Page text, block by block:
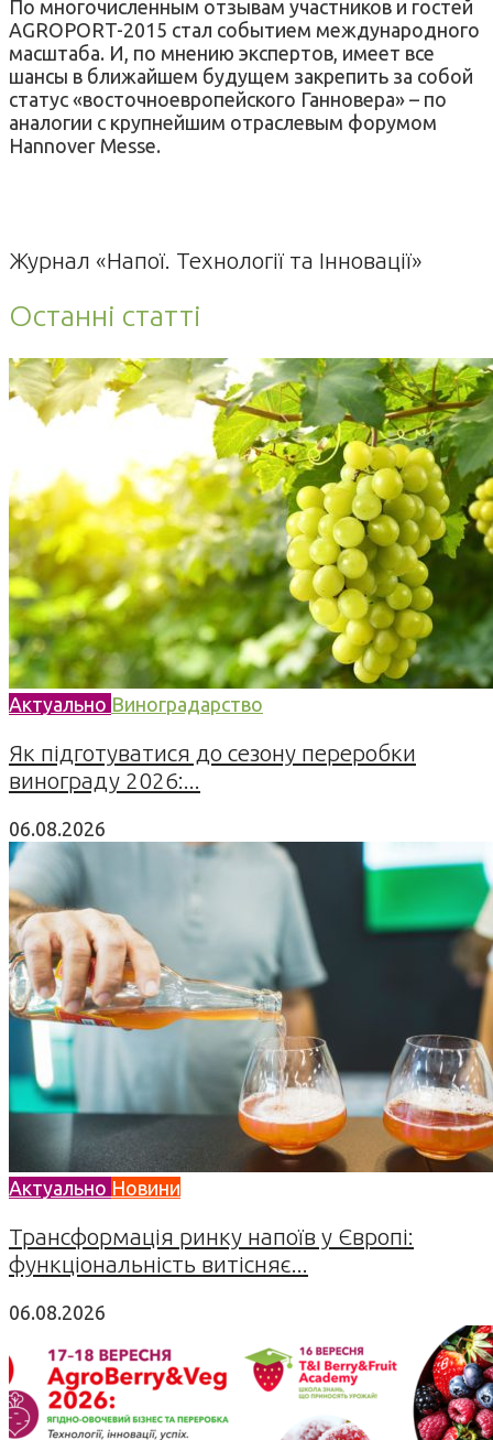
По многочисленным отзывам участников и гостей
AGROPORT-2015 стал событием международного
масштаба. И, по мнению экспертов, имеет все
шансы в ближайшем будущем закрепить за собой
статус «восточноевропейского Ганновера» – по
аналогии с крупнейшим отраслевым форумом
Hannover Messe.
Журнал «Напої. Технології та Інновації»
Останні статті
Актуально Виноградарство
Як підготуватися до сезону переробки
винограду 2026:...
06.08.2026
Актуально Новини
Трансформація ринку напоїв у Європі:
функціональність витісняє...
06.08.2026